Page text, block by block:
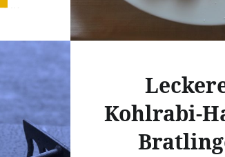
Ein
von
Kohlrabi-